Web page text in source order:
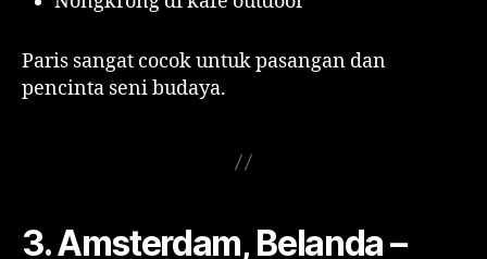
Paris sangat cocok untuk pasangan dan
pencinta seni budaya.
3. Amsterdam, Belanda –